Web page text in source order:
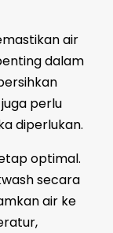
air
dalam
perlu
diperlukan.
optimal.
secara
air ke